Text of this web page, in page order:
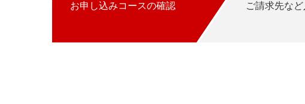
お申し込みコースの確認 ご請求先など